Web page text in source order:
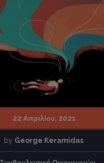
22 Απριλίου, 2021
by George Keramidas